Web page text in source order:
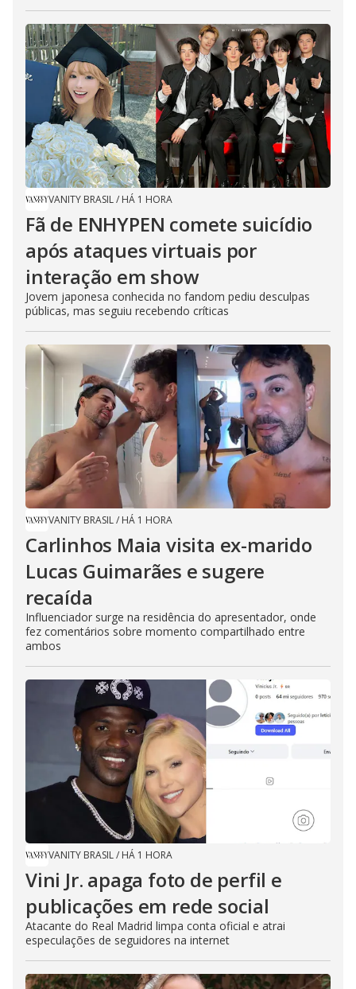
VANITY BRASIL/ HÁ 1 HORA
Fã de ENHYPEN comete suicídio
após ataques virtuais por
interação em show
Jovem japonesa conhecida no fandom pediu desculpas
públicas, mas seguiu recebendo críticas
VANITY BRASIL/ HÁ 1 HORA
Carlinhos Maia visita ex-marido
Lucas Guimarães e sugere
recaída
Influenciador surge na residência do apresentador, onde
fez comentários sobre momento compartilhado entre
ambos
VANITY BRASIL/ HÁ 1 HORA
Vini Jr. apaga foto de perfil e
publicações em rede social
Atacante do Real Madrid limpa conta oficial e atrai
especulações de seguidores na internet